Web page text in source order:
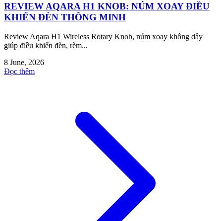
REVIEW AQARA H1 KNOB: NÚM XOAY ĐIỀU
KHIỂN ĐÈN THÔNG MINH
Review Aqara H1 Wireless Rotary Knob, núm xoay không dây
giúp điều khiển đèn, rèm...
8 June, 2026
Đọc thêm